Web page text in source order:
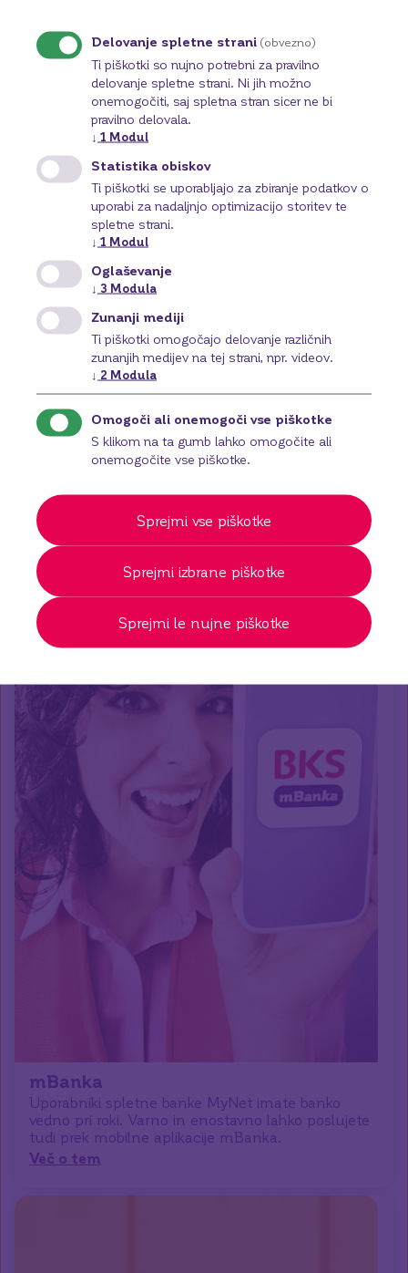
Najsodobnejši način opravljanja bančnih storitev od
doma, poenostavi in poceni vaše poslovanje z
banko. Prek spletne banke hitro in preprosto
urejate svoje finance kadarkoli.
mBanka
Uporabniki spletne banke MyNet imate banko
vedno pri roki. Varno in enostavno lahko poslujete
tudi prek mobilne aplikacije mBanka.
Več o tem
Delovanje spletne strani (obvezno)
Ti piškotki so nujno potrebni za pravilno
delovanje spletne strani. Ni jih možno
onemogočiti, saj spletna stran sicer ne bi
pravilno delovala.
↓ 1 Modul
Statistika obiskov
Ti piškotki se uporabljajo za zbiranje podatkov o
uporabi za nadaljnjo optimizacijo storitev te
spletne strani.
↓ 1 Modul
Oglaševanje
↓ 3 Modula
Zunanji mediji
Ti piškotki omogočajo delovanje različnih
zunanjih medijev na tej strani, npr. videov.
↓ 2 Modula
Omogoči ali onemogoči vse piškotke
S klikom na ta gumb lahko omogočite ali
onemogočite vse piškotke.
Sprejmi le nujne piškotke
Sprejmi izbrane piškotke
Sprejmi vse piškotke